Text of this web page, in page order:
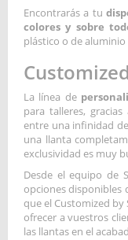
Encontrarás a tu
colores y sobre
plástico o de
La línea de
para talleres, gracias
entre una infinidad
una llanta
exclusividad es muy
Desde el equipo de
opciones disponibles
que el Customized
ofrecer a vuestros
las llantas en el